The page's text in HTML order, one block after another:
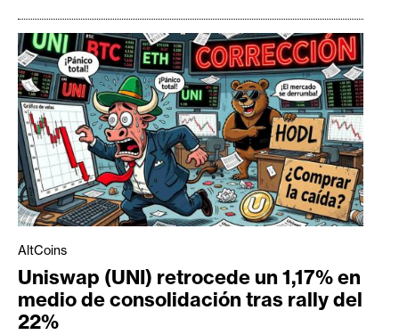
AltCoins
Uniswap (UNI) retrocede un 1,17% en
medio de consolidación tras rally del
22%